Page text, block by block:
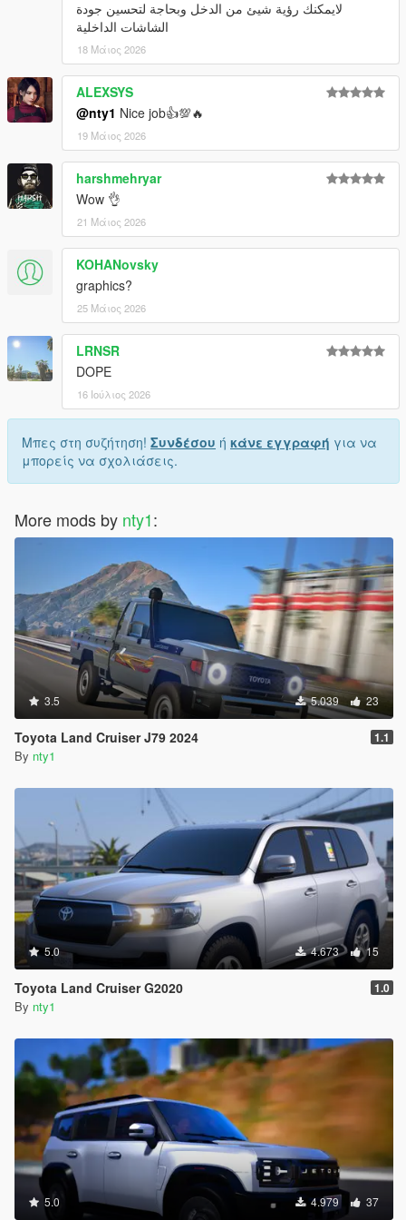
لايمكنك رؤية شيئ من الدخل وبحاجة لتحسين جودة
الشاشات الداخلية
18 Μάιος 2026
ALEXSYS
@nty1 Nice job👍💯🔥
19 Μάιος 2026
harshmehryar
Wow 👌
21 Μάιος 2026
KOHANovsky
graphics?
25 Μάιος 2026
LRNSR
DOPE
16 Ιούλιος 2026
Μπες στη συζήτηση! Συνδέσου ή κάνε εγγραφή για να
μπορείς να σχολιάσεις.
More mods by nty1:
3.5 5.039 23
Toyota Land Cruiser J79 2024 1.1
By nty1
5.0 4.673 15
Toyota Land Cruiser G2020 1.0
By nty1
5.0 4.979 37